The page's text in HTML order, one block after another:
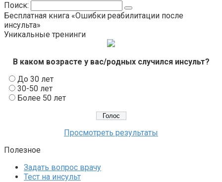
Поиск:
Бесплатная книга «Ошибки реабилитации после
инсульта»
Уникальные тренинги
В каком возрасте у вас/родных случился инсульт?
До 30 лет
30-50 лет
Более 50 лет
Просмотреть результаты
Полезное
Задать вопрос врачу
Тест на инсульт